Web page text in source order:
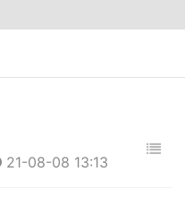
21-08-08 13:13